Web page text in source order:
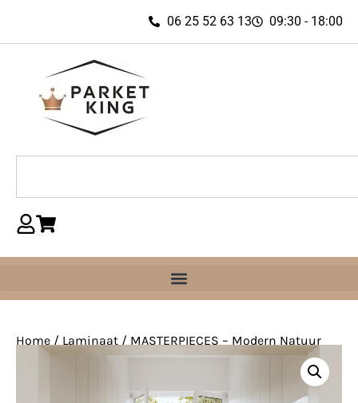
06 25 52 63 13 09:30 - 18:00
Home / Laminaat / MASTERPIECES – Modern Natuur